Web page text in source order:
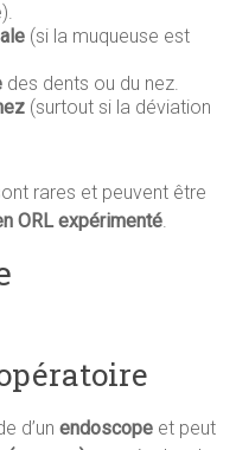
(si la muqueuse est
des dents ou du nez.
(surtout si la déviation
rares et peuvent être
ORL expérimenté.
d’unendoscope et peut